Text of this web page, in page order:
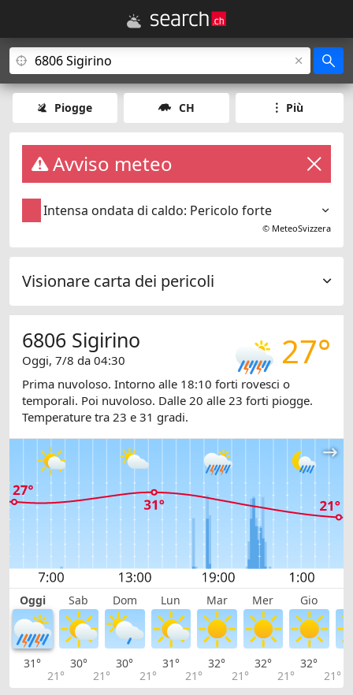
Piogge CH Più
Avviso meteo
Intensa ondata di caldo: Pericolo forte
© MeteoSvizzera
Visionare carta dei pericoli
27°
6806 Sigirino
Oggi, 7/8 da 04:30
Prima nuvoloso. Intorno alle 18:10 forti rovesci o
temporali. Poi nuvoloso. Dalle 20 alle 23 forti piogge.
Temperature tra 23 e 31 gradi.
Oggi Sab Dom Lun Mar Mer Gio
31°
21°
30°
21°
30°
21°
31°
21°
32°
21°
32°
21°
32°
21°